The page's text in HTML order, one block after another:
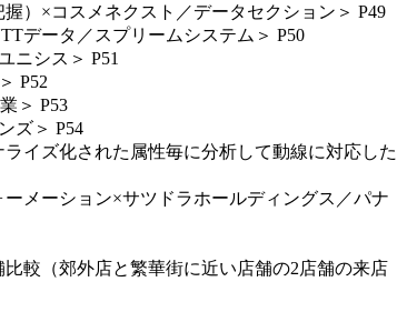
）×コスメネクスト／データセクション＞ P49
データ／スプリームシステム＞ P50
ニシス＞ P51
P52
＞ P53
ズ＞ P54
イズ化された属性毎に分析して動線に対応した
メーション×サツドラホールディングス／パナ
較（郊外店と繁華街に近い店舗の2店舗の来店